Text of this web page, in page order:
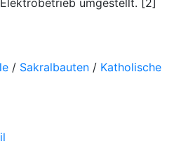
umgestellt. [2]
/ Sakralbauten / Katholische